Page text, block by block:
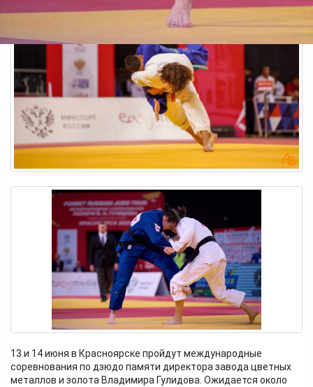
13 и 14 июня в Красноярске пройдут международные
соревнования по дзюдо памяти директора завода цветных
металлов и золота Владимира Гулидова. Ожидается около